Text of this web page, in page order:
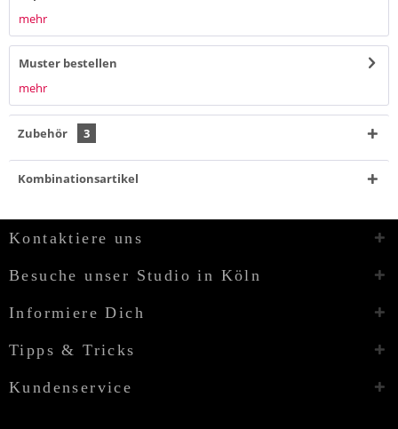
mehr
Muster bestellen
mehr
Zubehör 3
Kombinationsartikel
Kontaktiere uns
Besuche unser Studio in Köln
Informiere Dich
Tipps & Tricks
Kundenservice